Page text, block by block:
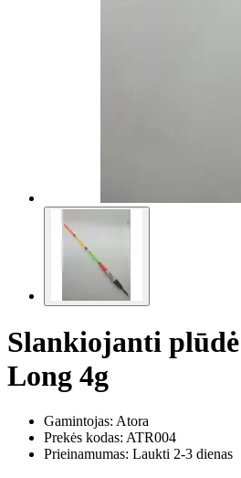
Slankiojanti
Long 4g
Gamintojas: Atora
Prekės kodas: ATR004
Prieinamumas: Laukti 2-3 dienas